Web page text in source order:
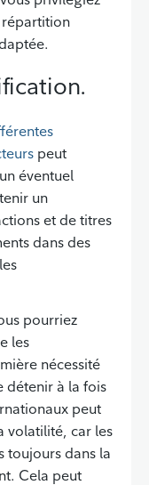
répartition
peut
éventuel
un
et de titres
dans des
pourriez
les
nécessité
détenir à la fois
peut
volatilité, car les
toujours dans la
Cela peut